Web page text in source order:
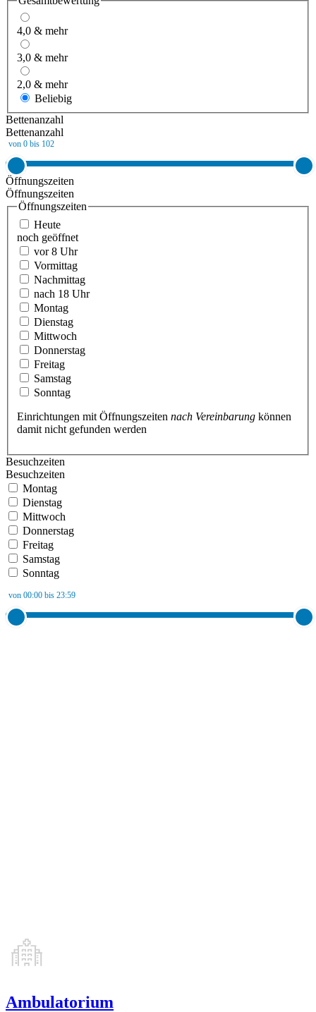
4,0 & mehr
3,0 & mehr
2,0 & mehr
Beliebig
Bettenanzahl
Bettenanzahl
von 0 bis 102
Öffnungszeiten
Öffnungszeiten
Öffnungszeiten
Heute
noch geöffnet
vor 8 Uhr
Vormittag
Nachmittag
nach 18 Uhr
Montag
Dienstag
Mittwoch
Donnerstag
Freitag
Samstag
Sonntag
Einrichtungen mit Öffnungszeiten nach Vereinbarung können
damit nicht gefunden werden
Besuchzeiten
Besuchzeiten
Montag
Dienstag
Mittwoch
Donnerstag
Freitag
Samstag
Sonntag
von 00:00 bis 23:59
Ambulatorium